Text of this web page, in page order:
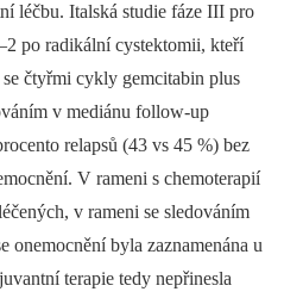
léčbu. Italská studie fáze III pro
po radi­kální cystektomii, kteří
čtyřmi cykly gemcitabin plus
v mediánu follow-up
relapsů (43 vs 45 %) bez
V rameni s chemoterapií
v rameni se sledováním
onemocnění byla zaznamenána u
terapie tedy nepřinesla